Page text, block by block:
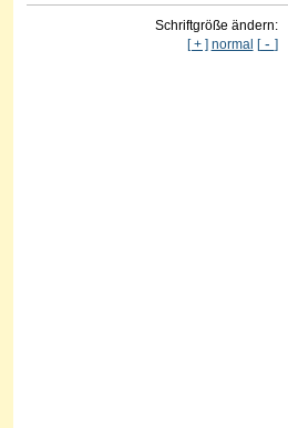
Schriftgröße ändern:
[ + ] normal [- ]